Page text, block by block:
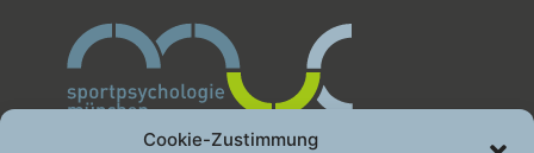
Cookie-Zustimmung